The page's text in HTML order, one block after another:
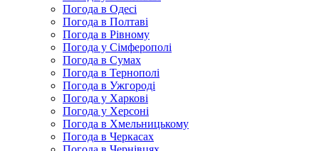
Погода в Одесі
Погода в Полтаві
Погода в Рівному
Погода у Сімферополі
Погода в Сумах
Погода в Тернополі
Погода в Ужгороді
Погода у Харкові
Погода у Херсоні
Погода в Хмельницькому
Погода в Черкасах